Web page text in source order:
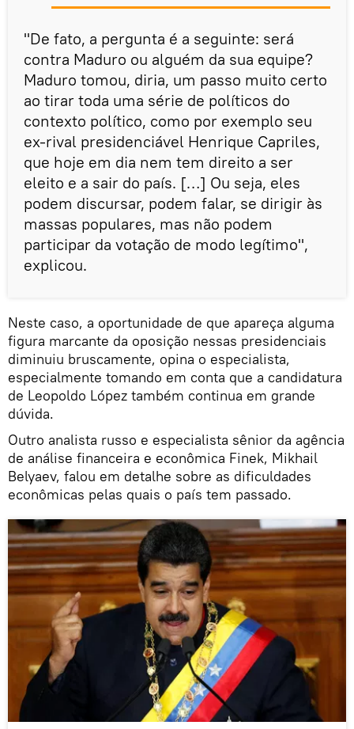
"De fato, a pergunta é a seguinte: será
contra Maduro ou alguém da sua equipe?
Maduro tomou, diria, um passo muito certo
ao tirar toda uma série de políticos do
contexto político, como por exemplo seu
ex-rival presidenciável Henrique Capriles,
que hoje em dia nem tem direito a ser
eleito e a sair do país. […] Ou seja, eles
podem discursar, podem falar, se dirigir às
massas populares, mas não podem
participar da votação de modo legítimo",
explicou.
Neste caso, a oportunidade de que apareça alguma
figura marcante da oposição nessas presidenciais
diminuiu bruscamente, opina o especialista,
especialmente tomando em conta que a candidatura
de Leopoldo López também continua em grande
dúvida.
Outro analista russo e especialista sênior da agência
de análise financeira e econômica Finek, Mikhail
Belyaev, falou em detalhe sobre as dificuldades
econômicas pelas quais o país tem passado.